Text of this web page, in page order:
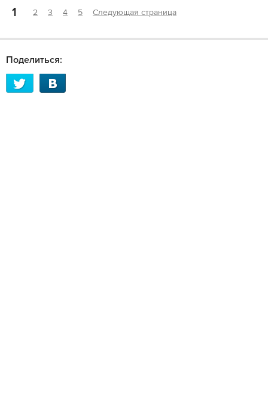
1 2 3 4 5 Следующая страница
Поделиться: